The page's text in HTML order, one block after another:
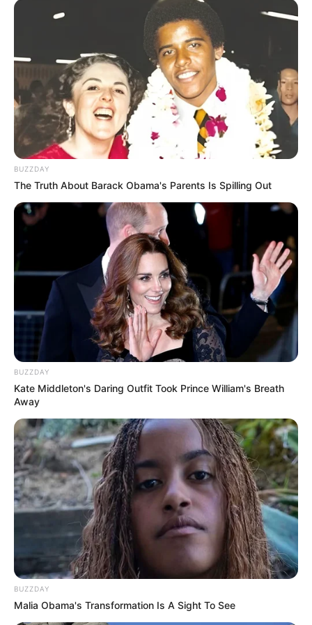
Feltro branco e verde
Linha de costura nas cores dos tecidos
Fibra acrílica
Cola quente
Passo a Passo
Passo 1. Corte círculos de tecido.
Com o molde #1, corte 6 círculos no tecido
amarelo claro, 6 no tecido amarelo mais
escuro, 4 no tecido verde e 1 no tecido
Com o molde #2, corte no tecido laranja
cerca de 12 círculos, eles servirão pra fazer as
pétalas menores do girassol.
Com o molde #3, corte 1 círculo no feltro
branco e 1 no feltro verde. Eles serão usados
para fazer os acabamentos.
2. Para formar pétalas e folhas, primeiramente
dobre o círculo de tecido ao meio. Em seguida,
dobre novamente e alfinete.
BUZZDAY
The Truth About Barack Obama's Parents Is Spilling Out
BUZZDAY
Kate Middleton's Daring Outfit Took Prince William's Breath
Away
BUZZDAY
Malia Obama's Transformation Is A Sight To See